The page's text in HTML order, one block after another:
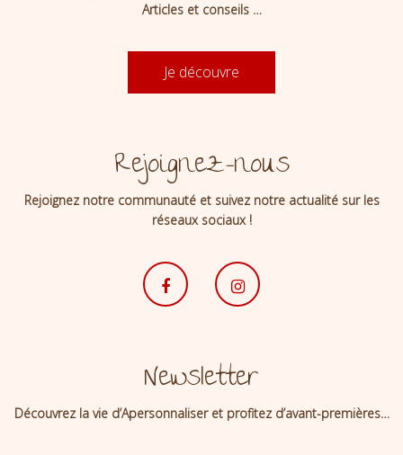
Articles et conseils …
Je découvre
Rejoignez-nous
Rejoignez notre communauté et suivez notre actualité sur les
réseaux sociaux !
Newsletter
Découvrez la vie d’Apersonnaliser et profitez d’avant-premières…